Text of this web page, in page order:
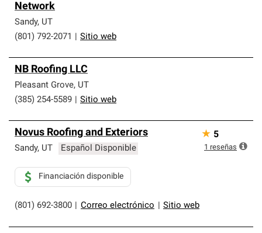
Network
Sandy, UT
(801) 792-2071
Sitio web
NB Roofing LLC
Pleasant Grove, UT
(385) 254-5589
Sitio web
Novus Roofing and Exteriors
Sandy, UT Español Disponible
(801) 692-3800 Correo electrónico Sitio web
Financiación disponible
★ 5
1 reseñas